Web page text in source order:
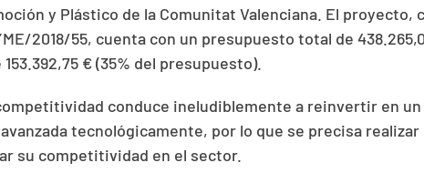
y Plástico de la Comunitat Valenciana. El proyecto,
2018/55, cuenta con un presupuesto total de
€ (35% del presupuesto).
conduce ineludiblemente a reinvertir en un
tecnológicamente, por lo que se precisa realizar
su competitividad en el sector.